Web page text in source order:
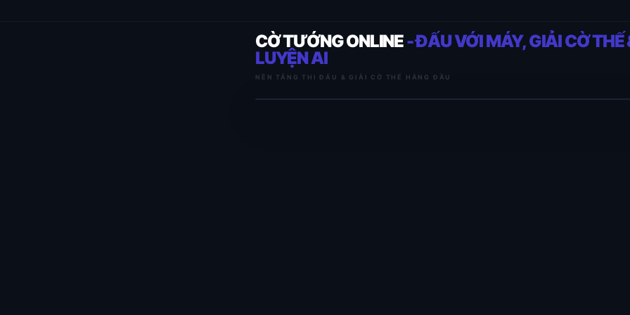
CỜ TƯỚNG ONLINE- ĐẤU VỚI MÁY, GIẢI CỜ THẾ
LUYỆN AI
NỀN TẢNG THI ĐẤU & GIẢI CỜ THẾ HÀNG ĐẦU